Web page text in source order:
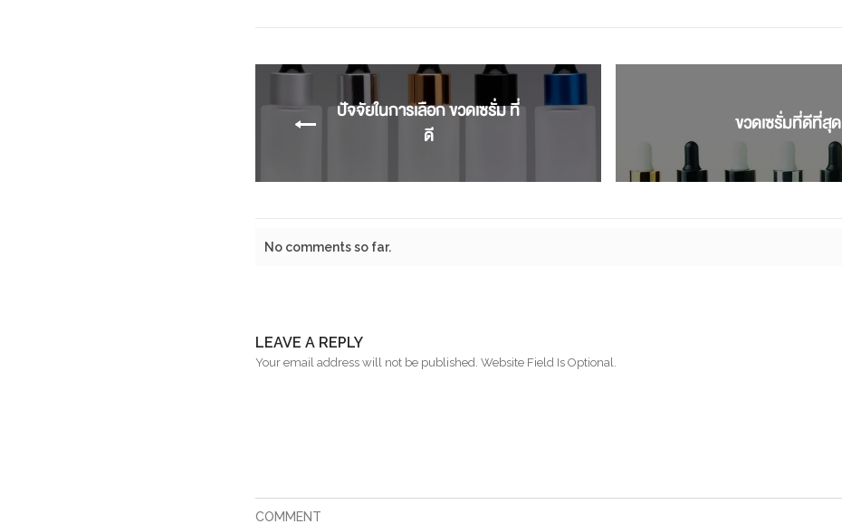
ขวดเซรั่มที่ดีที่สุด
ปัจจัยในการเลือก ขวดเซรั่ม ที่
ดี
No comments so far.
LEAVE A REPLY
Your email address will not be published. Website Field Is Optional.
COMMENT